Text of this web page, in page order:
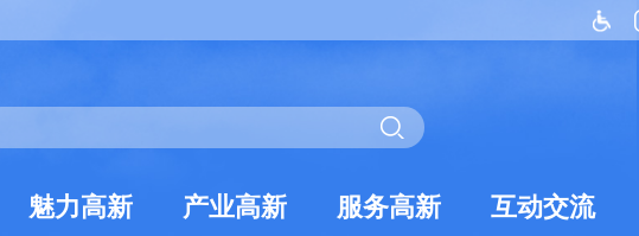
魅力高新 产业高新 服务高新 互动交流